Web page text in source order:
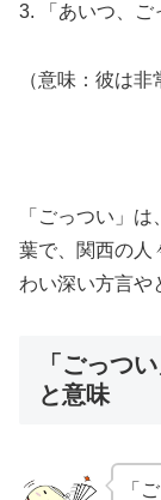
3. 「あいつ、ご
（意味：彼は非
「ごっつい」
葉で、関西の人
わい深い方言や
「ごっつ
と意味
「